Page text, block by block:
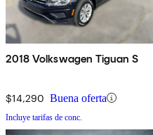
2018 Volkswagen Tiguan S
$14,290 Buena oferta
Incluye tarifas de conc.